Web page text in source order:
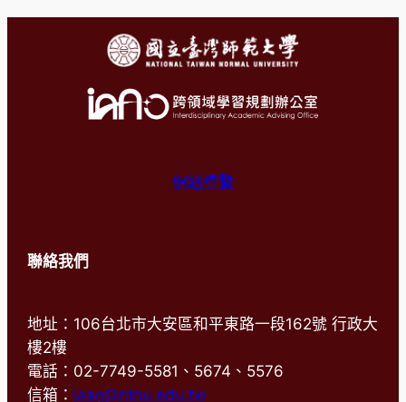
網站導覽
聯絡我們
地址：106台北市大安區和平東路一段162號 行政大
樓2樓
電話：02-7749-5581、5674、5576
信箱： iaao@ntnu.edu.tw